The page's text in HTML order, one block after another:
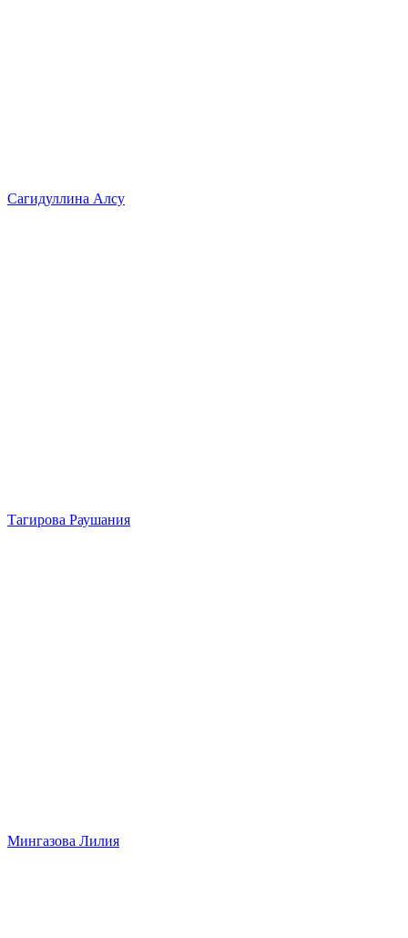
Сагидуллина Алсу
Тагирова Раушания
Мингазова Лилия